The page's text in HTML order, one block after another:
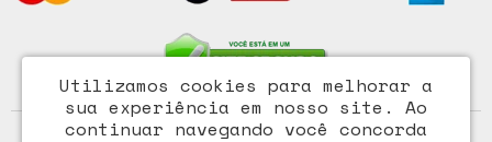
Access Comércio Importação e Exportação Ltda - CNPJ:
Utilizamos cookies para melhorar a
sua experiência em nosso site. Ao
continuar navegando você concorda